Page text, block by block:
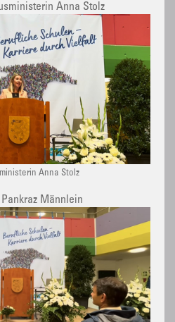
Anna Stolz
Anna Stolz
Männlein